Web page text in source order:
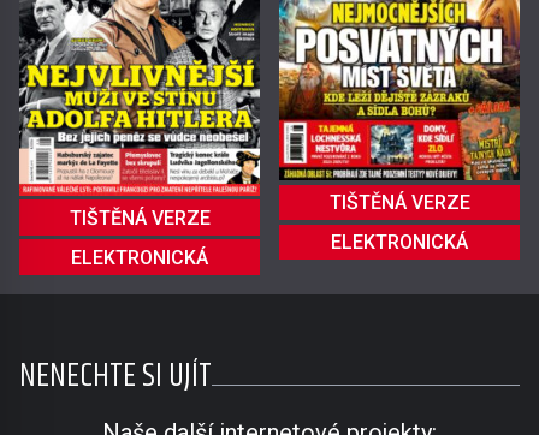
TIŠTĚNÁ VERZE
ELEKTRONICKÁ
TIŠTĚNÁ VERZE
ELEKTRONICKÁ
NENECHTE SI UJÍT